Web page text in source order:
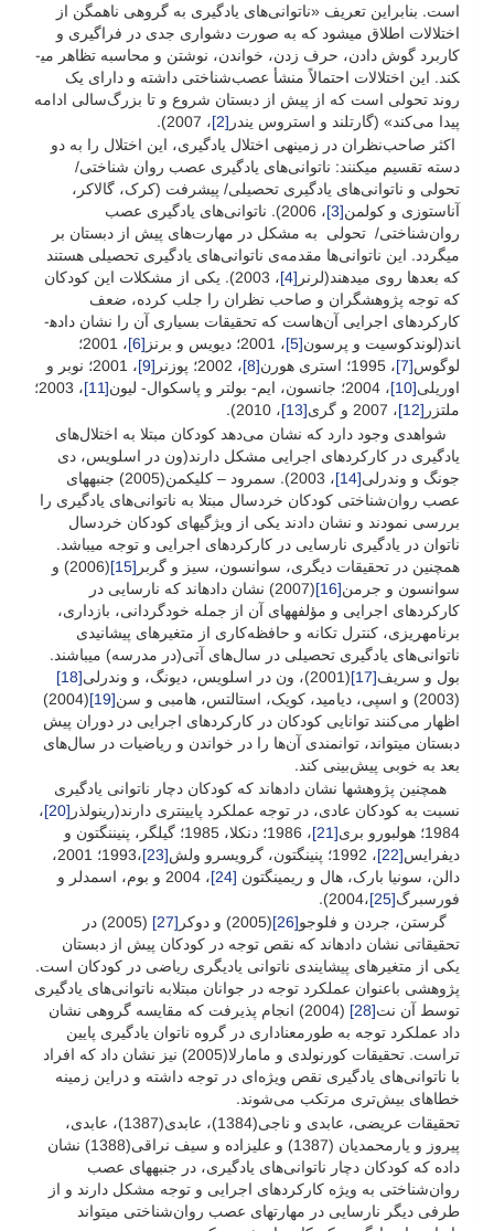
است. بنابراین تعریف «ناتوانی‌های یادگیری به گروهی ناهمگن از
اختلالات اطلاق می­شود که به صورت دشواری جدی در فراگیری و
کاربرد گوش دادن، حرف زدن، خواندن، نوشتن و محاسبه تظاهر می­
کند. این اختلالات احتمالاً منشأ عصب‌شناختی داشته و دارای یک
روند تحولی است که از پیش از دبستان شروع و تا بزرگ‌سالی ادامه
پیدا می‌کند» (گارتلند و استروس یندر [2]
، 2007).
اکثر صاحب‌نظران در زمینه­ی اختلال یادگیری، این اختلال را به دو
دسته تقسیم می­کنند: ناتوانی‌های یادگیری عصب روان شناختی/
تحولی و ناتوانی‌های یادگیری تحصیلی/ پیشرفت (کرک، گالاکر،
آناستوزی و کولمن[3]
، 2006). ناتوانی‌های یادگیری عصب
روان‌شناختی/ تحولی به مشکل در مهارت‌های پیش از دبستان بر
می­گردد. این ناتوانی‌ها مقدمه‌ی ناتوانی‌های یادگیری تحصیلی هستند
که بعدها روی می­دهند(لرنر [4]
، 2003). یکی از مشکلات این کودکان
که توجه پژوهشگران و صاحب نظران را جلب کرده، ضعف
کارکردهای اجرایی آن‌هاست که تحقیقات بسیاری آن را نشان داده­
اند(لوندکوسیت و پرسون[5] ، 2001؛ دیویس و برنز [6]
، 2001؛
لوگوس[7] ، 1995؛ استری هورن [8] ، 2002؛ پوزنر [9]
، 2001؛ نوبر و
اوریلی[10] ، 2004؛ جانسون، ایم- بولتر و پاسکوال- لیون [11]
، 2003؛
ملتزر [12] ، 2007 و گری [13]
، 2010).
شواهدی وجود دارد که نشان می‌دهد کودکان مبتلا به اختلال‌های
یادگیری در کارکردهای اجرایی مشکل دارند(ون در اسلویس، دی
جونگ و وندرلی[14]
، 2003). سمرود – کلیکمن(2005) جنبه­های
عصب روان‌شناختی کودکان خردسال مبتلا به ناتوانی‌های یادگیری را
بررسی نمودند و نشان دادند یکی از ویژگی­های کودکان خردسال
ناتوان در یادگیری نارسایی در کارکردهای اجرایی و توجه می­باشد.
همچنین در تحقیقات دیگری، سوانسون، سیز و گربر [15]
(2006) و
سوانسون و جرمن[16]
(2007) نشان داده­اند که نارسایی در
کارکردهای اجرایی و مؤلفه­های آن از جمله خودگردانی، بازداری،
برنامه­ریزی، کنترل تکانه و حافظه‌کاری از متغیرهای پیشانیدی
ناتوانی‌های یادگیری تحصیلی در سال‌های آتی(در مدرسه) می­باشند.
بول و سریف[17] (2001)، ون در اسلویس، دیونگ، و وندرلی
[18]
(2003) و اسپی، دیامید، کویک، استالتس، هامبی و سن
[19]
(2004)
اظهار می‌کنند توانایی کودکان در کارکردهای اجرایی در دوران پیش
دبستان می­تواند، توانمندی آن‌ها را در خواندن و ریاضیات در سال‌های
بعد به خوبی پیش‌بینی کند.
همچنین پژوهش­ها نشان داده­اند که کودکان دچار ناتوانی یادگیری
نسبت به کودکان عادی، در توجه عملکرد پایین­تری دارند(رینولذر [20]
،
1984؛ هولبورو بری
[21]
، 1986؛ دنکلا، 1985؛ گیلگر، پنیننگتون و
دیفرایس[22] ، 1992؛ پنینگتون، گرویسرو ولش [23]
،1993؛ 2001،
دالن، سونیا بارک، هال و ریمینگتون [24]
، 2004 و بوم، اسمدلر و
فورسبرگ[25]
،2004).
گرستن، جردن و فلوجو[26] (2005) و دوکر [27]
(2005) در
تحقیقاتی نشان داده­اند که نقص توجه در کودکان پیش از دبستان
یکی از متغیرهای پیشایندی ناتوانی یادیگری ریاضی در کودکان است.
پژوهشی باعنوان عملکرد توجه در جوانان مبتلابه ناتوانی‌های یادگیری
توسط آن نت[28]
(2004) انجام پذیرفت که مقایسه گروهی نشان
داد عملکرد توجه به طورمعناداری در گروه ناتوان یادگیری پایین
تراست. تحقیقات کورنولدی و مامارلا(2005) نیز نشان داد که افراد
با ناتوانی‌های یادگیری نقص ویژه‌ای در توجه داشته و دراین زمینه
خطاهای بیش‌تری مرتکب می‌شوند.
تحقیقات عریضی، عابدی و ناجی(1384)، عابدی(1387)، عابدی،
پیروز و یارمحمدیان (1387) و علیزاده و سیف نراقی(1388) نشان
داده که کودکان دچار ناتوانی‌های یادگیری، در جنبه­های عصب
روان‌شناختی به ویژه کارکردهای اجرایی و توجه مشکل دارند و از
طرفی دیگر نارسایی در مهارت­های عصب روان‌شناختی می­تواند